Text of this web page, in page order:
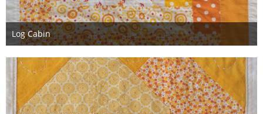
Log Cabin
29. März 2022